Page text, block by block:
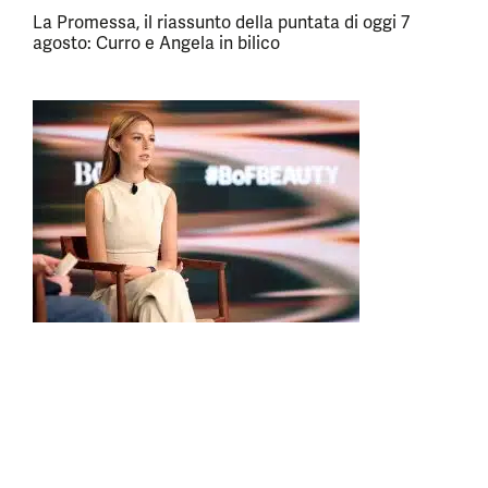
La Promessa, il riassunto della puntata di oggi 7
agosto: Curro e Angela in bilico